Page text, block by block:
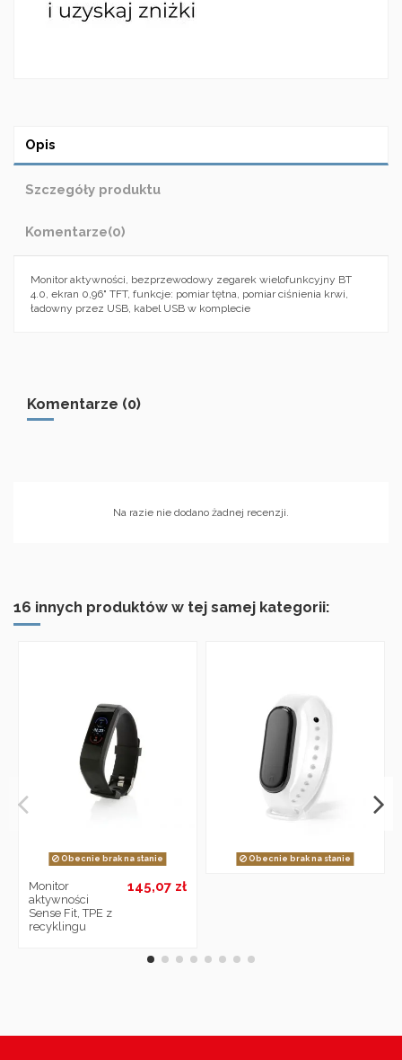
Opis
Szczegóły produktu
Komentarze(0)
Monitor aktywności, bezprzewodowy zegarek wielofunkcyjny BT
4.0, ekran 0,96" TFT, funkcje: pomiar tętna, pomiar ciśnienia krwi,
ładowny przez USB, kabel USB w komplecie
Komentarze (0)
Na razie nie dodano żadnej recenzji.
16 innych produktów w tej samej kategorii:
Obecnie brak na stanie
Monitor
aktywności
Sense Fit, TPE z
recyklingu
145,07 zł
Obecnie brak na stanie